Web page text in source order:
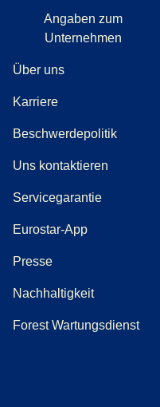
Angaben zum
Unternehmen
Über uns
Karriere
Beschwerdepolitik(( öffnet
Uns kontaktieren
Servicegarantie
Eurostar-App
Presse(
Nachhaltigkeit
Forest Wartungsdienst